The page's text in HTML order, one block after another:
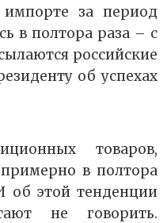
за период
в полтора раза – с
российские
об успехах
товаров,
в полтора
об этой тенденции
не говорить.